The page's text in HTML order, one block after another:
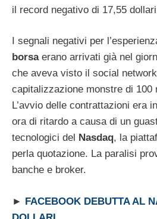
il record negativo di 17,55
I segnali negativi per
borsa erano arrivati già nel
che aveva visto il social
capitalizzazione monstre di 100
L’avvio delle contrattazioni era
ora di ritardo a causa di un
tecnologici del
Nasdaq, la
perla quotazione. La paralisi
banche e broker.
► FACEBOOK DEBUTTA AL